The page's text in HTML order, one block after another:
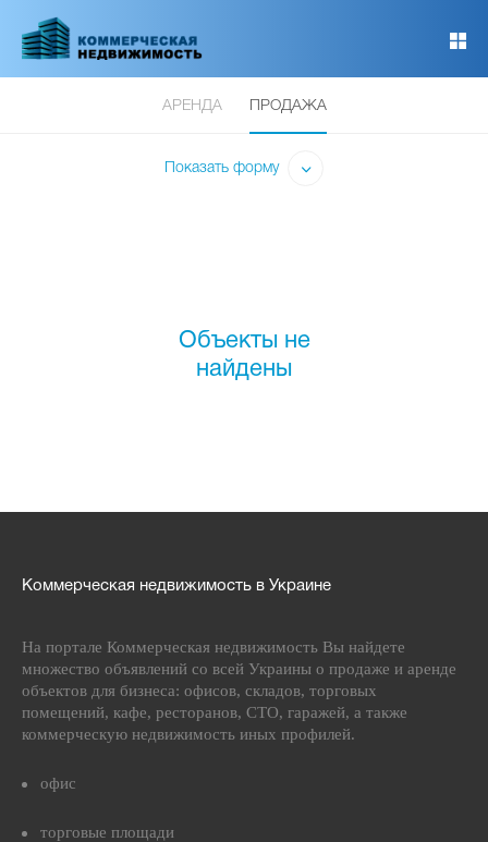
основному
АРЕНДА ПРОДАЖА
Показать форму
Объекты не
найдены
Коммерческая недвижимость в Украине
На портале Коммерческая недвижимость Вы найдете
множество объявлений со всей Украины о продаже и аренде
объектов для бизнеса: офисов, складов, торговых
помещений, кафе, ресторанов, СТО, гаражей, а также
коммерческую недвижимость иных профилей.
офис
торговые площади